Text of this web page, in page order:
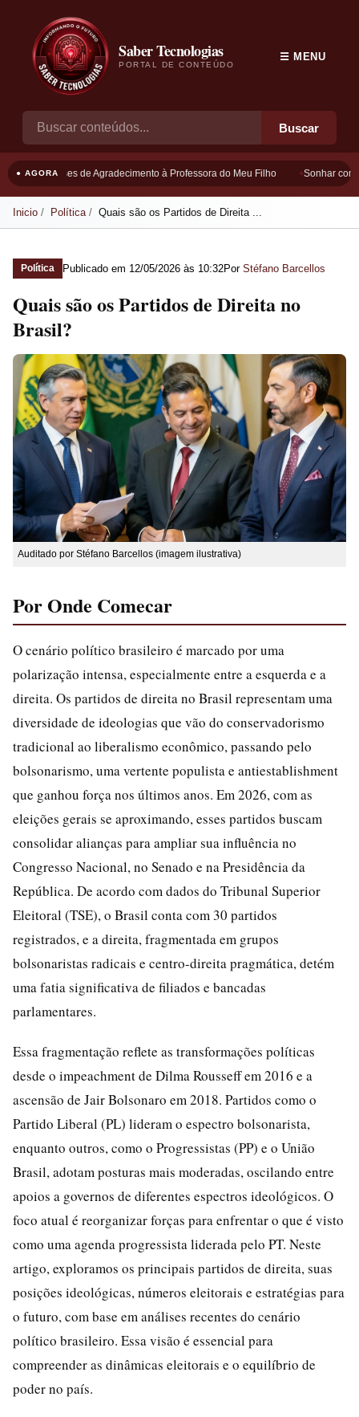
Saber Tecnologias
PORTAL DE CONTEÚDO
Buscar
☰ MENU
● AGORAFrases de Agradecimento à Professora do Meu Filho Sonhar com
Inicio Política Quais são os Partidos de Direita ...
Política Publicado em 12/05/2026 às 10:32Por Stéfano Barcellos
Quais são os Partidos de Direita no
Brasil?
Auditado por Stéfano Barcellos (imagem ilustrativa)
Por Onde Comecar
O cenário político brasileiro é marcado por uma
polarização intensa, especialmente entre a esquerda e a
direita. Os partidos de direita no Brasil representam uma
diversidade de ideologias que vão do conservadorismo
tradicional ao liberalismo econômico, passando pelo
bolsonarismo, uma vertente populista e antiestablishment
que ganhou força nos últimos anos. Em 2026, com as
eleições gerais se aproximando, esses partidos buscam
consolidar alianças para ampliar sua influência no
Congresso Nacional, no Senado e na Presidência da
República. De acordo com dados do Tribunal Superior
Eleitoral (TSE), o Brasil conta com 30 partidos
registrados, e a direita, fragmentada em grupos
bolsonaristas radicais e centro-direita pragmática, detém
uma fatia significativa de filiados e bancadas
parlamentares.
Essa fragmentação reflete as transformações políticas
desde o impeachment de Dilma Rousseff em 2016 e a
ascensão de Jair Bolsonaro em 2018. Partidos como o
Partido Liberal (PL) lideram o espectro bolsonarista,
enquanto outros, como o Progressistas (PP) e o União
Brasil, adotam posturas mais moderadas, oscilando entre
apoios a governos de diferentes espectros ideológicos. O
foco atual é reorganizar forças para enfrentar o que é visto
como uma agenda progressista liderada pelo PT. Neste
artigo, exploramos os principais partidos de direita, suas
posições ideológicas, números eleitorais e estratégias para
o futuro, com base em análises recentes do cenário
político brasileiro. Essa visão é essencial para
compreender as dinâmicas eleitorais e o equilíbrio de
poder no país.